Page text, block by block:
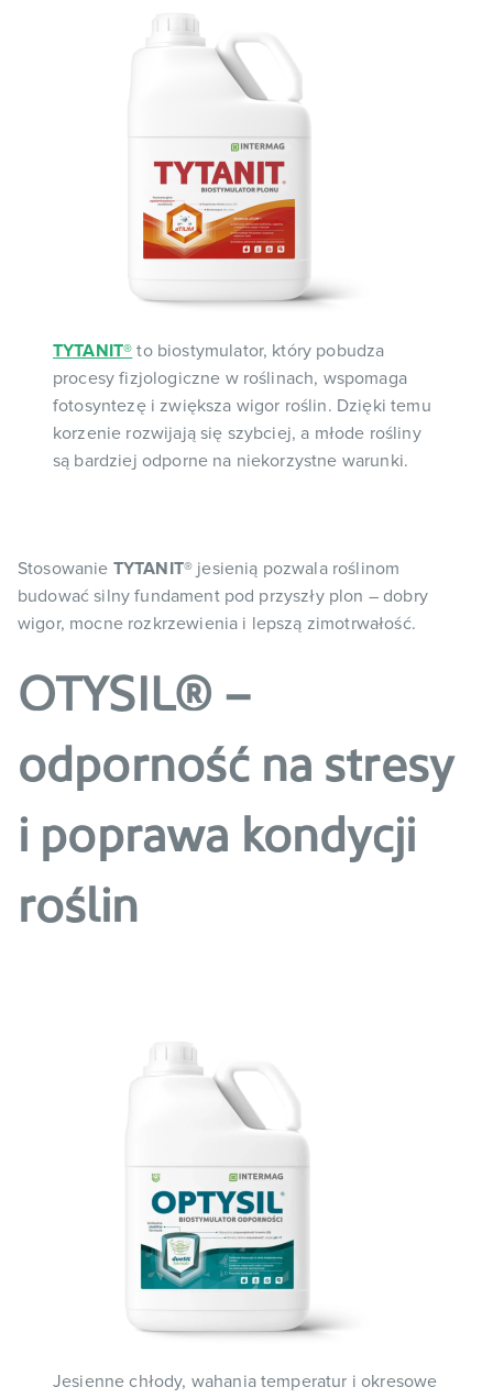
TYTANIT® to biostymulator, który pobudza
procesy fizjologiczne w roślinach, wspomaga
fotosyntezę i zwiększa wigor roślin. Dzięki temu
korzenie rozwijają się szybciej, a młode rośliny
są bardziej odporne na niekorzystne warunki.
Stosowanie TYTANIT® jesienią pozwala roślinom
budować silny fundament pod przyszły plon – dobry
wigor, mocne rozkrzewienia i lepszą zimotrwałość.
OTYSIL® –
odporność na stresy
i poprawa kondycji
roślin
Jesienne chłody, wahania temperatur i okresowe